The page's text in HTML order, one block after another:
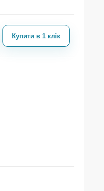
Купити в 1 клік